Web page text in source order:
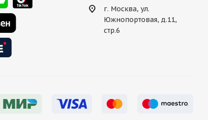
г. Москва, ул.
Южнопортовая, д.11,
стр.6